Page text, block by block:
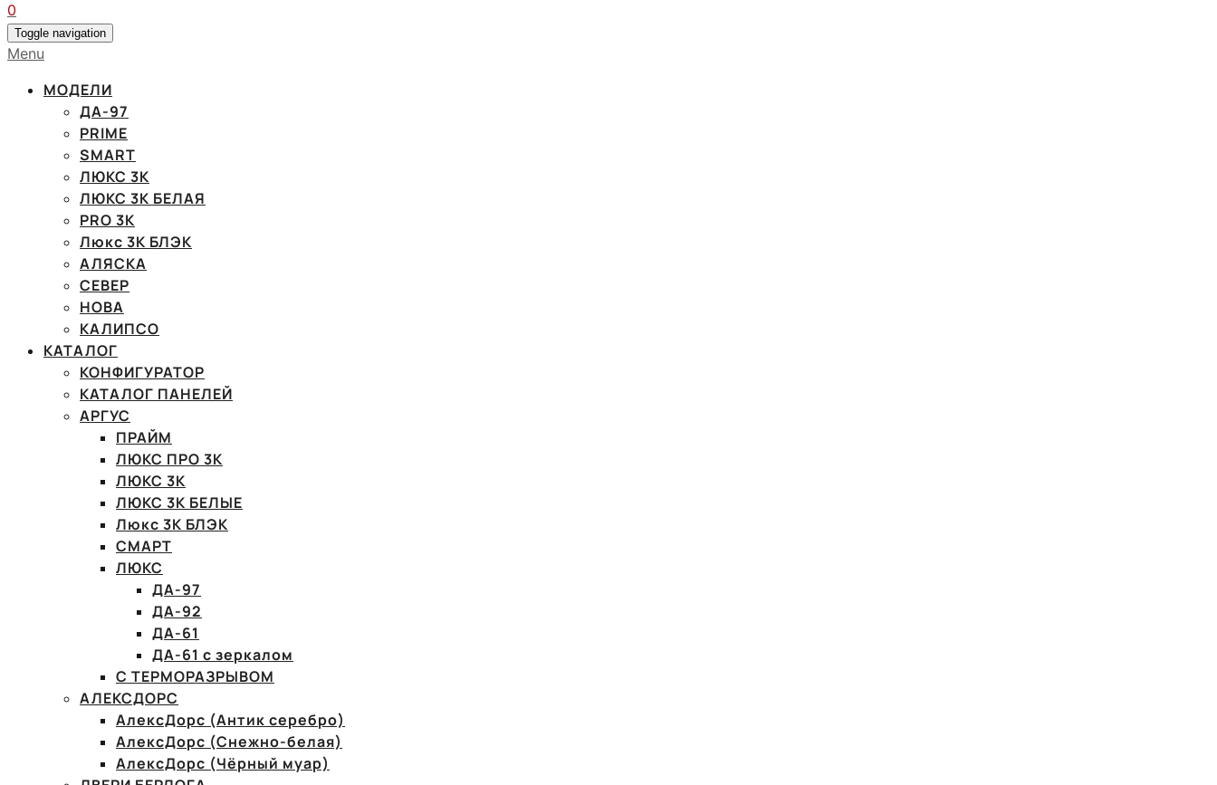
0
Toggle navigation
Menu
МОДЕЛИ
ДА-97
PRIME
SMART
ЛЮКС 3К
ЛЮКС 3К БЕЛАЯ
PRO 3K
Люкс 3К БЛЭК
АЛЯСКА
СЕВЕР
НОВА
КАЛИПСО
КАТАЛОГ
КОНФИГУРАТОР
КАТАЛОГ ПАНЕЛЕЙ
АРГУС
ПРАЙМ
ЛЮКС ПРО 3К
ЛЮКС 3К
ЛЮКС 3К БЕЛЫЕ
Люкс 3К БЛЭК
СМАРТ
ЛЮКС
ДА-97
ДА-92
ДА-61
ДА-61 с зеркалом
С ТЕРМОРАЗРЫВОМ
АЛЕКСДОРС
АлексДорс (Антик серебро)
АлексДорс (Снежно-белая)
АлексДорс (Чёрный муар)